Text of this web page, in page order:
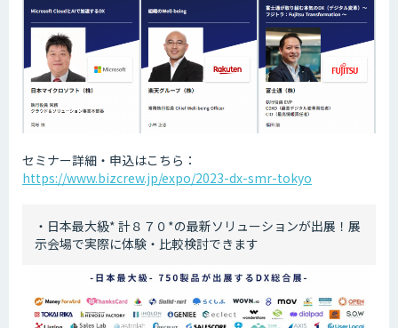
セミナー詳細・申込はこちら：
https://www.bizcrew.jp/expo/2023-dx-smr-tokyo
・日本最大級* 計８７０*の最新ソリューションが出展！展
示会場で実際に体験・比較検討できます